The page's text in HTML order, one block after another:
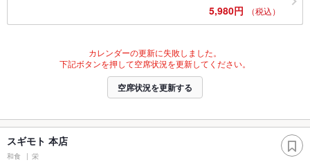
5,980円 （税込）
カレンダーの更新に失敗しました。
下記ボタンを押して空席状況を更新してください。
空席状況を更新する
スギモト 本店
和食 栄